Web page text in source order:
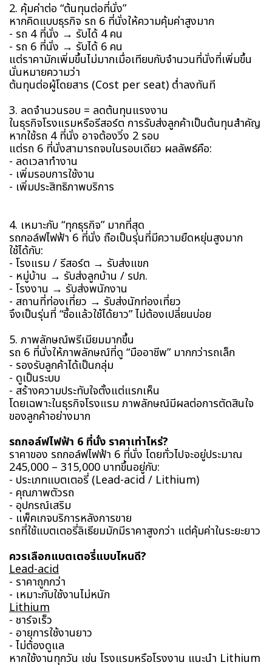
2. คุ้มค่าต่อ “ต้นทุนต่อที่นั่ง”
หากคิดแบบธุรกิจ รถ 6 ที่นั่งให้ความคุ้มค่าสูงมาก
- รถ 4 ที่นั่ง → รับได้ 4 คน
- รถ 6 ที่นั่ง → รับได้ 6 คน
แต่ราคามักเพิ่มขึ้นไม่มากเมื่อเทียบกับจำนวนที่นั่งที่เพิ่มขึ้น
นั่นหมายความว่า
ต้นทุนต่อผู้โดยสาร (Cost per seat) ต่ำลงทันที
3. ลดจำนวนรอบ = ลดต้นทุนแรงงาน
ในธุรกิจโรงแรมหรือรีสอร์ต การรับส่งลูกค้าเป็นต้นทุนสำคัญ
หากใช้รถ 4 ที่นั่ง อาจต้องวิ่ง 2 รอบ
แต่รถ 6 ที่นั่งสามารถจบในรอบเดียว ผลลัพธ์คือ:
- ลดเวลาทำงาน
- เพิ่มรอบการใช้งาน
- เพิ่มประสิทธิภาพบริการ
4. เหมาะกับ “ทุกธุรกิจ” มากที่สุด
รถกอล์ฟไฟฟ้า 6 ที่นั่ง ถือเป็นรุ่นที่มีความยืดหยุ่นสูงมาก
ใช้ได้กับ:
- โรงแรม / รีสอร์ต → รับส่งแขก
- หมู่บ้าน → รับส่งลูกบ้าน / รปภ.
- โรงงาน → รับส่งพนักงาน
- สถานที่ท่องเที่ยว → รับส่งนักท่องเที่ยว
จึงเป็นรุ่นที่ “ซื้อแล้วใช้ได้ยาว” ไม่ต้องเปลี่ยนบ่อย
5. ภาพลักษณ์พรีเมียมมากขึ้น
รถ 6 ที่นั่งให้ภาพลักษณ์ที่ดู “มืออาชีพ” มากกว่ารถเล็ก
- รองรับลูกค้าได้เป็นกลุ่ม
- ดูเป็นระบบ
- สร้างความประทับใจตั้งแต่แรกเห็น
โดยเฉพาะในธุรกิจโรงแรม ภาพลักษณ์มีผลต่อการตัดสินใจ
ของลูกค้าอย่างมาก
รถกอล์ฟไฟฟ้า 6 ที่นั่ง ราคาเท่าไหร่?
ราคาของ รถกอล์ฟไฟฟ้า 6 ที่นั่ง โดยทั่วไปจะอยู่ประมาณ
245,000 – 315,000 บาทขึ้นอยู่กับ:
- ประเภทแบตเตอรี่ (Lead-acid / Lithium)
- คุณภาพตัวรถ
- อุปกรณ์เสริม
- แพ็คเกจบริการหลังการขาย
รถที่ใช้แบตเตอรี่ลิเธียมมักมีราคาสูงกว่า แต่คุ้มค่าในระยะยาว
ควรเลือกแบตเตอรี่แบบไหนดี?
Lead-acid
- ราคาถูกกว่า
- เหมาะกับใช้งานไม่หนัก
Lithium
- ชาร์จเร็ว
- อายุการใช้งานยาว
- ไม่ต้องดูแล
หากใช้งานทุกวัน เช่น โรงแรมหรือโรงงาน แนะนำ Lithium